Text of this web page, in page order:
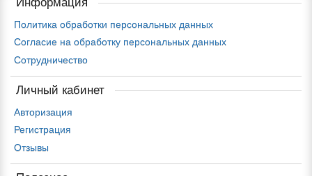
Политика обработки персональных данных
Согласие на обработку персональных данных
Сотрудничество
Личный кабинет
Авторизация
Регистрация
Отзывы